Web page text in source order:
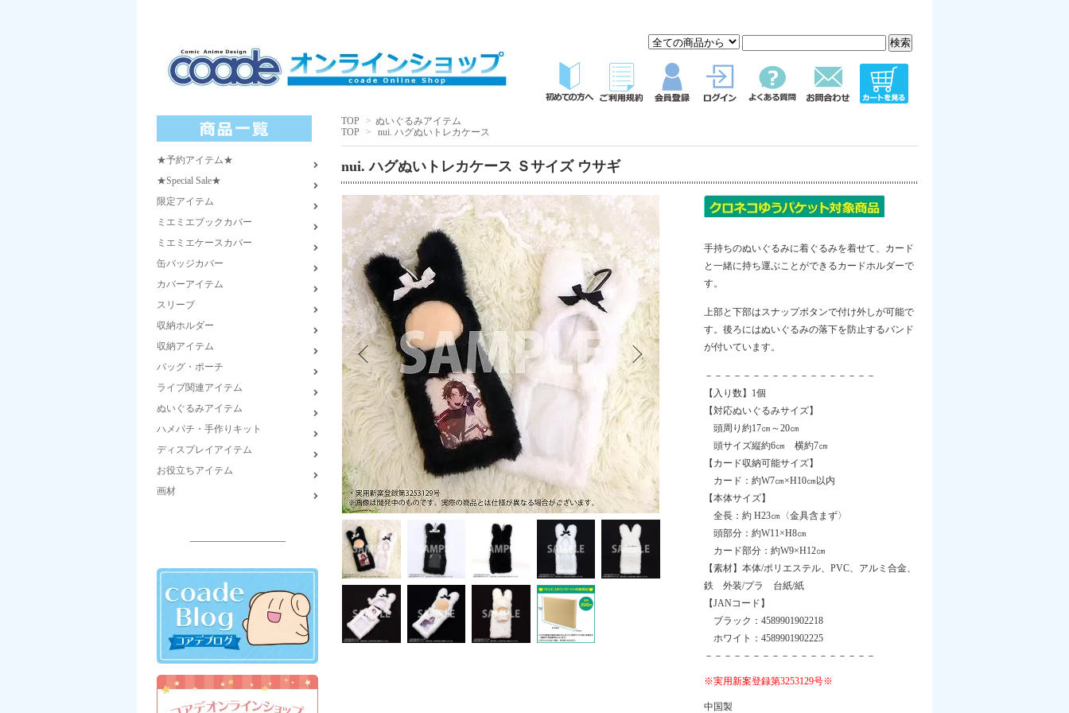
★予約アイテム★
★Special Sale★
限定アイテム
ミエミエブックカバー
ミエミエケースカバー
缶バッジカバー
カバーアイテム
スリーブ
収納ホルダー
収納アイテム
バッグ・ポーチ
ライブ関連アイテム
ぬいぐるみアイテム
ハメパチ・手作りキット
ディスプレイアイテム
お役立ちアイテム
画材
――――――――――
TOP > ぬいぐるみアイテム
TOP
> nui. ハグぬいトレカケース
nui. ハグぬいトレカケース Ｓサイズ ウサギ
手持ちのぬいぐるみに着ぐるみを着せて、カード
と一緒に持ち運ぶことができるカードホルダーで
す。
上部と下部はスナップボタンで付け外しが可能で
す。後ろにはぬいぐるみの落下を防止するバンド
が付いています。
－－－－－－－－－－－－－－－－－－
【入り数】1個
【対応ぬいぐるみサイズ】
頭周り約17㎝～20㎝
頭サイズ縦約6㎝ 横約7㎝
【カード収納可能サイズ】
カード：約W7㎝×H10㎝以内
【本体サイズ】
全長：約 H23㎝〈金具含まず〉
頭部分：約W11×H8㎝
カード部分：約W9×H12㎝
【素材】本体/ポリエステル、PVC、アルミ合金、
鉄 外装/プラ 台紙/紙
【JANコード】
ブラック：4589901902218
ホワイト：4589901902225
－－－－－－－－－－－－－－－－－－
※実用新案登録第3253129号※
中国製